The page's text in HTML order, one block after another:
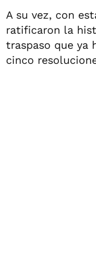
A su vez, con
ratificaron la
traspaso que ya
cinco